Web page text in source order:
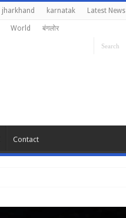
jharkhand karnatak Latest News
World बंगलोर
Contact